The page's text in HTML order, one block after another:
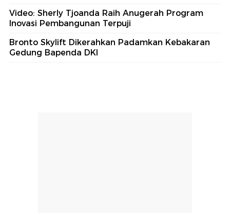
Video: Sherly Tjoanda Raih Anugerah Program
Inovasi Pembangunan Terpuji
Bronto Skylift Dikerahkan Padamkan Kebakaran
Gedung Bapenda DKI